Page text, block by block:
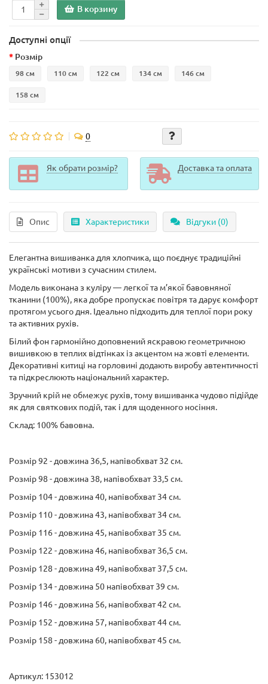
В корзину
Доступні опції
Розмір
98 см 110 см 122 см 134 см 146 см
158 см
0
Як обрати розмір? Доставка та оплата
Опис Характеристики Відгуки (0)
Елегантна вишиванка для хлопчика, що поєднує традиційні
українські мотиви з сучасним стилем.
Модель виконана з куліру — легкої та м’якої бавовняної
тканини (100%), яка добре пропускає повітря та дарує комфорт
протягом усього дня. Ідеально підходить для теплої пори року
та активних рухів.
Білий фон гармонійно доповнений яскравою геометричною
вишивкою в теплих відтінках із акцентом на жовті елементи.
Декоративні китиці на горловині додають виробу автентичності
та підкреслюють національний характер.
Зручний крій не обмежує рухів, тому вишиванка чудово підійде
як для святкових подій, так і для щоденного носіння.
Склад: 100% бавовна.
Розмір 92 - довжина 36,5, напівобхват 32 см.
Розмір 98 - довжина 38, напівобхват 33,5 см.
Розмір 104 - довжина 40, напівобхват 34 см.
Розмір 110 - довжина 43, напівобхват 34 см.
Розмір 116 - довжина 45, напівобхват 35 см.
Розмір 122 - довжина 46, напівобхват 36,5 см.
Розмір 128 - довжина 49, напівобхват 37,5 см.
Розмір 134 - довжина 50 напівобхват 39 см.
Розмір 146 - довжина 56, напівобхват 42 см.
Розмір 152 - довжина 57, напівобхват 44 см.
Розмір 158 - довжина 60, напівобхват 45 см.
Артикул: 153012